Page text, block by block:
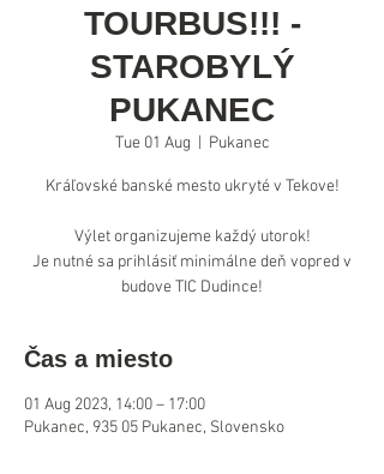
TOURBUS!!! -
STAROBYLÝ
PUKANEC
Tue 01 Aug Pukanec
Kráľovské banské mesto ukryté v Tekove!
Výlet organizujeme každý utorok!
Je nutné sa prihlásiť minimálne deň vopred v
Čas a miesto
01 Aug 2023, 14:00 – 17:00
Pukanec, 935 05 Pukanec, Slovensko